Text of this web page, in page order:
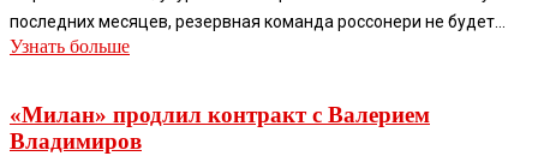
последних месяцев, резервная команда россонери не будет...
Узнать больше
«Милан» продлил контракт с Валерием
Владимиров